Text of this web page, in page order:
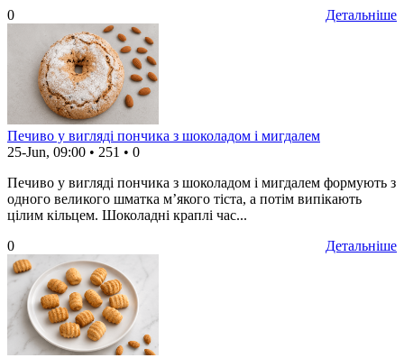
Детальніше
0
Печиво у вигляді пончика з шоколадом і мигдалем
25-Jun, 09:00 • 251 • 0
Печиво у вигляді пончика з шоколадом і мигдалем формують з
одного великого шматка м’якого тіста, а потім випікають
цілим кільцем. Шоколадні краплі час...
Детальніше
0